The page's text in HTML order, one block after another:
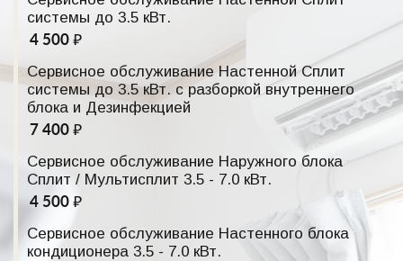
системы до 3.5 кВт.
4 500 ₽
Сервисное обслуживание Настенной Сплит
системы до 3.5 кВт. с разборкой внутреннего
блока и Дезинфекцией
7 400 ₽
Сервисное обслуживание Наружного блока
Сплит / Мультисплит 3.5 - 7.0 кВт.
4 500 ₽
Сервисное обслуживание Настенного блока
кондиционера 3.5 - 7.0 кВт.